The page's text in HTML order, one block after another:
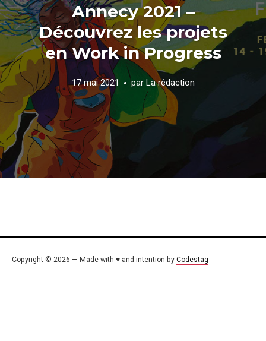
Annecy 2021 –
Découvrez les projets
en Work in Progress
17 mai 2021 par La rédaction
Copyright © 2026 — Made with ♥ and intention by Codestag